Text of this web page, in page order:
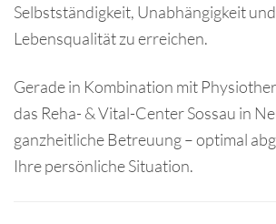
Selbstständigkeit, Unabhängigkeit und
Lebensqualität zu erreichen.
Gerade in Kombination mit
das Reha- & Vital-Center Sossau in
ganzheitliche Betreuung – optimal
Ihre persönliche Situation.